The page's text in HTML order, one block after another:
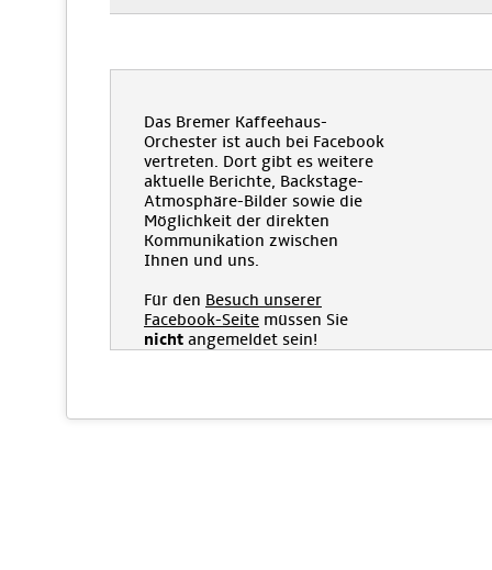
Das Bremer Kaffeehaus-
Orchester ist auch bei Facebook
vertreten. Dort gibt es weitere
aktuelle Berichte, Backstage-
Atmosphäre-Bilder sowie die
Möglichkeit der direkten
Kommunikation zwischen
Ihnen und uns.
Für den Besuch unserer
Facebook-Seite müssen Sie
nicht angemeldet sein!